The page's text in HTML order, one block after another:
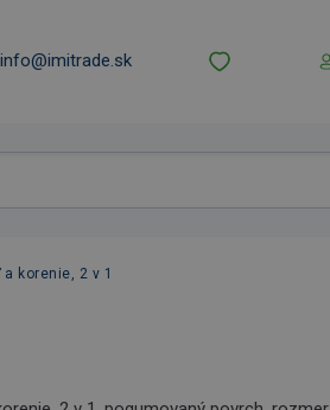
info@imitrade.sk
korenie, 2 v 1